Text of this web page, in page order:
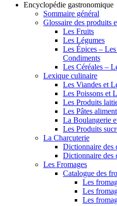
Encyclopédie gastronomique
Sommaire général
Glossaire des produits
Les Fruits
Les Légumes
Les Épices –
Condiments
Les Céréales –
Lexique culinaire
Les Viandes et
Les Poissons et
Les Produits
Les Pâtes
La Boulangerie
Les Produits
La Charcuterie
Dictionnaire des
Dictionnaire des
Les Fromages
Catalogue des
Les
Les
Les